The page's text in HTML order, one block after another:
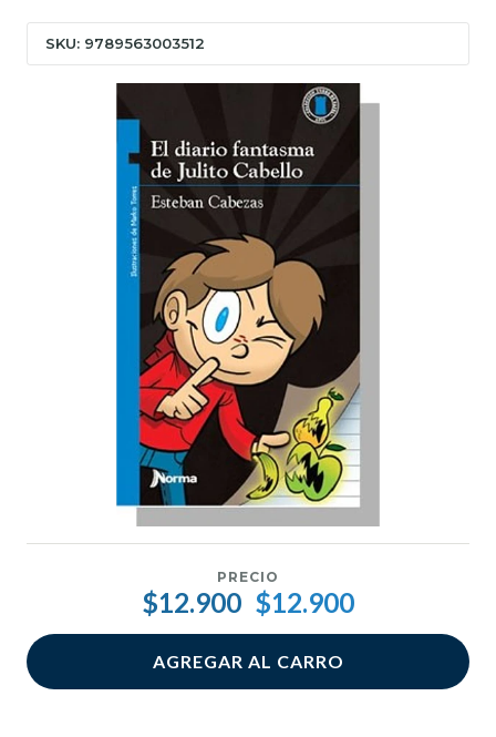
SKU: 9789563003512
PRECIO
$12.900 $12.900
AGREGAR AL CARRO